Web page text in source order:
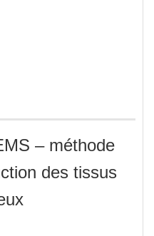
– méthode
des tissus